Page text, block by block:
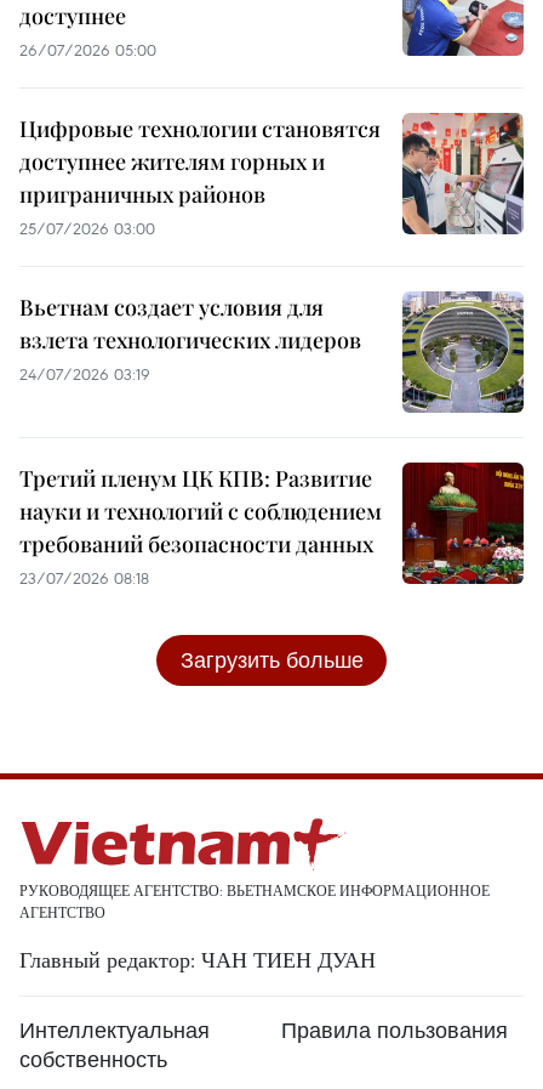
доступнее
26/07/2026 05:00
Цифровые технологии становятся
доступнее жителям горных и
приграничных районов
25/07/2026 03:00
Вьетнам создает условия для
взлета технологических лидеров
24/07/2026 03:19
Третий пленум ЦК КПВ: Развитие
науки и технологий с соблюдением
требований безопасности данных
23/07/2026 08:18
Загрузить больше
РУКОВОДЯЩЕЕ АГЕНТСТВО: ВЬЕТНАМСКОЕ ИНФОРМАЦИОННОЕ
АГЕНТСТВО
Главный редактор: ЧАН ТИЕН ДУАН
Интеллектуальная
собственность
Правила пользования